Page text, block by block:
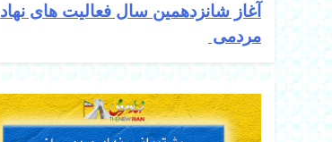
آغاز شانزدهمین سال فعالیت های نهاد
مردمی